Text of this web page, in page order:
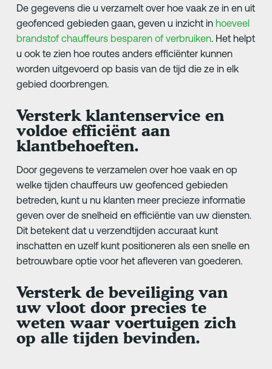
De gegevens die u verzamelt over hoe vaak ze in en uit
geofenced gebieden gaan, geven u inzicht in hoeveel
brandstof chauffeurs besparen of verbruiken. Het helpt
u ook te zien hoe routes anders efficiënter kunnen
worden uitgevoerd op basis van de tijd die ze in elk
gebied doorbrengen.
Versterk klantenservice en
voldoe efficiënt aan
klantbehoeften.
Door gegevens te verzamelen over hoe vaak en op
welke tijden chauffeurs uw geofenced gebieden
betreden, kunt u nu klanten meer precieze informatie
geven over de snelheid en efficiëntie van uw diensten.
Dit betekent dat u verzendtijden accuraat kunt
inschatten en uzelf kunt positioneren als een snelle en
betrouwbare optie voor het afleveren van goederen.
Versterk de beveiliging van
uw vloot door precies te
weten waar voertuigen zich
op alle tijden bevinden.